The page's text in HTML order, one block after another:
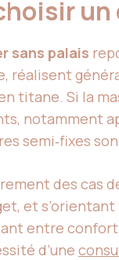
sans palais
réalisent
titane. Si la
notamment
semi‑fixes
des cas
et s’orientant
entre
d’une